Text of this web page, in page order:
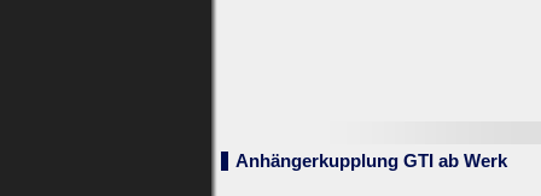
Benutzernamen
und
Anhängerkupplung GTI ab Werk